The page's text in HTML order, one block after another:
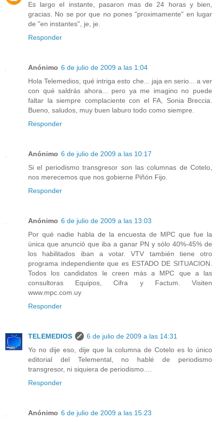
Es largo el instante, pasaron mas de 24 horas y bien,
gracias. No se por que no pones "proximamente" en lugar
de "en instantes", je, je.
Responder
Anónimo 6 de julio de 2009 a las 1:04
Hola Telemedios, qué intriga esto che... jaja en serio... a ver
con qué saldrás ahora... pero ya me imagino no puede
faltar la siempre complaciente con el FA, Sonia Breccia.
Bueno, saludos, muy buen laburo todo como siempre.
Responder
Anónimo 6 de julio de 2009 a las 10:17
Si el periodismo transgresor son las columnas de Cotelo,
nos merecemos que nos gobierne Piñón Fijo.
Responder
Anónimo 6 de julio de 2009 a las 13:03
Por qué nadie habla de la encuesta de MPC que fue la
ùnica que anunciò que iba a ganar PN y sòlo 40%-45% de
los habilitados iban a votar. VTV también tiene otro
programa independiente que es ESTADO DE SITUACION.
Todos los candidatos le creen más a MPC que a las
consultoras Equipos, Cifra y Factum. Visiten
www.mpc.com.uy
Responder
TELEMEDIOS
6 de julio de 2009 a las 14:31
Yo no dije eso, dije que la columna de Cotelo es lo único
editorial del Telemental, no hablé de periodismo
transgresor, ni siquiera de periodismo....
Responder
Anónimo 6 de julio de 2009 a las 15:23